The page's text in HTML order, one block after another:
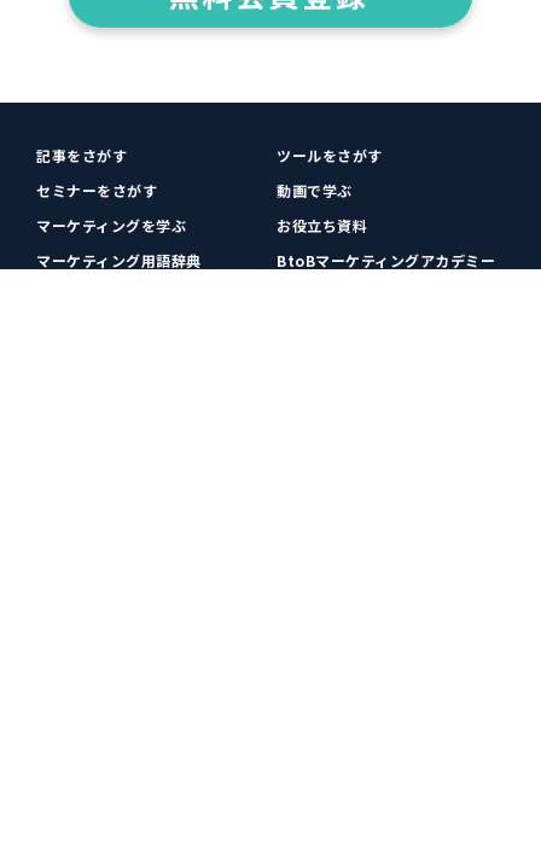
記事をさがす
ツールをさがす
セミナーをさがす
動画で学ぶ
マーケティングを学ぶ
お役立ち資料
マーケティング用語辞典
BtoBマーケティングアカデミー